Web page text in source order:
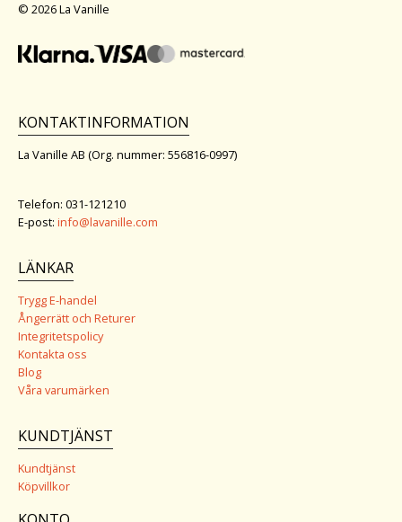
© 2026 La Vanille
KONTAKTINFORMATION
La Vanille AB (Org. nummer: 556816-0997)
Telefon: 031-121210
E-post: info@lavanille.com
LÄNKAR
Trygg E-handel
Ångerrätt och Returer
Integritetspolicy
Kontakta oss
Blog
Våra varumärken
KUNDTJÄNST
Kundtjänst
Köpvillkor